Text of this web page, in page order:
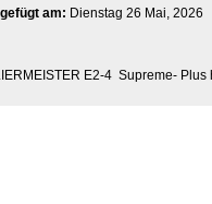
am: Dienstag 26 Mai, 2026
E2-4 Supreme-